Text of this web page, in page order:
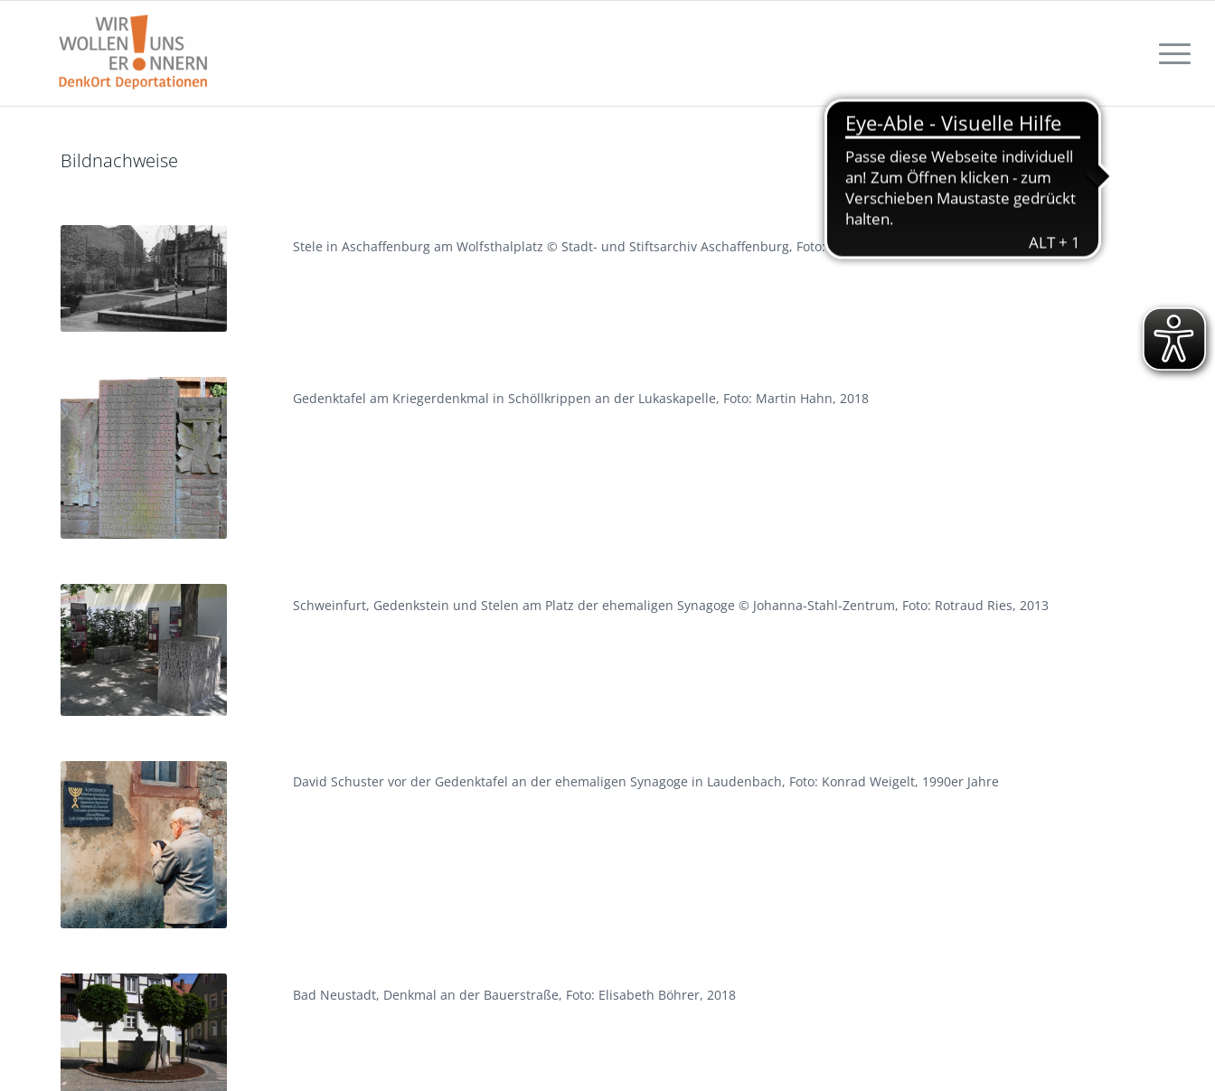
Bildnachweise
Stele in Aschaffenburg am Wolfsthalplatz © Stadt- und Stiftsarchiv Aschaffenburg, Foto: Fotostudio Hesse, um 1950
Gedenktafel am Kriegerdenkmal in Schöllkrippen an der Lukaskapelle, Foto: Martin Hahn, 2018
Schweinfurt, Gedenkstein und Stelen am Platz der ehemaligen Synagoge © Johanna-Stahl-Zentrum, Foto: Rotraud Ries, 2013
David Schuster vor der Gedenktafel an der ehemaligen Synagoge in Laudenbach, Foto: Konrad Weigelt, 1990er Jahre
Bad Neustadt, Denkmal an der Bauerstraße, Foto: Elisabeth Böhrer, 2018